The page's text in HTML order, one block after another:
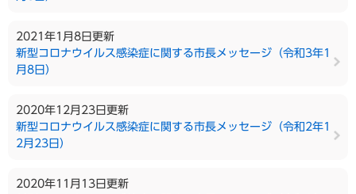
2021年1月8日更新
新型コロナウイルス感染症に関する市長メッセージ（令和3年1
月8日）
2020年12月23日更新
新型コロナウイルス感染症に関する市長メッセージ（令和2年1
2月23日）
2020年11月13日更新